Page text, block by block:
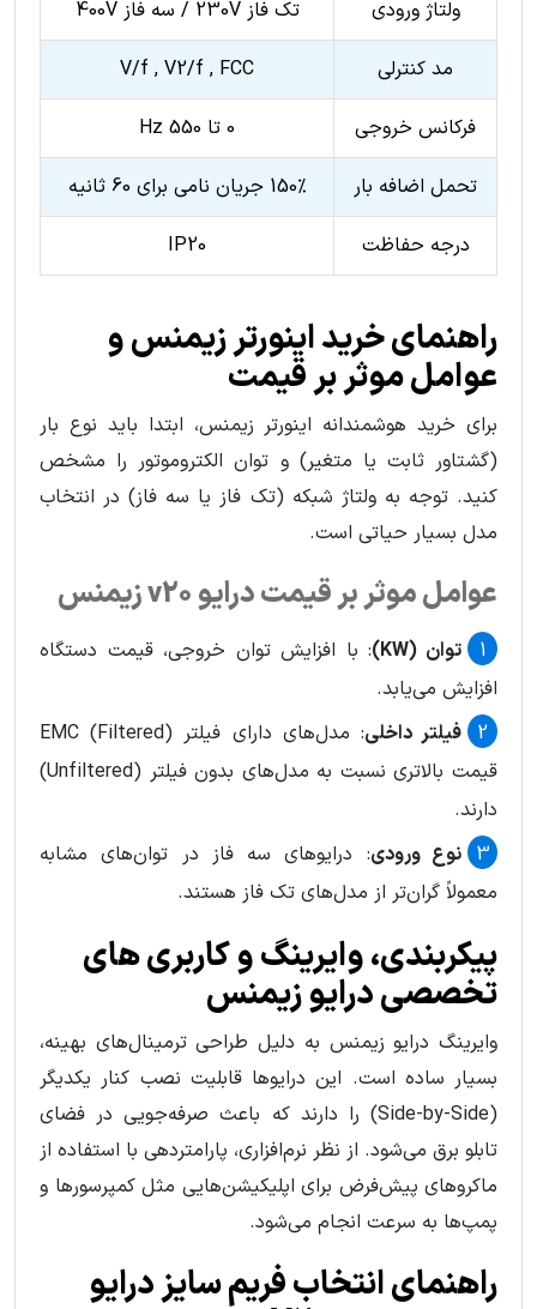
ولتاژ ورودی تک فاز 230V / سه فاز 400V
مد کنترلی V/f , V2/f , FCC
فرکانس خروجی 0 تا 550 Hz
تحمل اضافه بار 150% جریان نامی برای 60 ثانیه
درجه حفاظت IP20
راهنمای خرید اينورتر زيمنس و
عوامل موثر بر قیمت
برای خرید هوشمندانه اینورتر زیمنس، ابتدا باید نوع بار
(گشتاور ثابت یا متغیر) و توان الکتروموتور را مشخص
کنید. توجه به ولتاژ شبکه (تک فاز یا سه فاز) در انتخاب
مدل بسیار حیاتی است.
عوامل موثر بر قیمت درایو v20 زیمنس
توان (KW)
: با افزایش توان خروجی، قیمت دستگاه
افزایش می‌یابد.
فیلتر داخلی
: مدل‌های دارای فیلتر EMC (Filtered)
قیمت بالاتری نسبت به مدل‌های بدون فیلتر (Unfiltered)
دارند.
نوع ورودی: درایوهای سه فاز در توان‌های مشابه
معمولاً گران‌تر از مدل‌های تک فاز هستند.
پیکربندی، وایرینگ و کاربری‌ های
تخصصی درایو زیمنس
وایرینگ درایو زیمنس به دلیل طراحی ترمینال‌های بهینه،
بسیار ساده است. این درایوها قابلیت نصب کنار یکدیگر
(Side-by-Side) را دارند که باعث صرفه‌جویی در فضای
تابلو برق می‌شود. از نظر نرم‌افزاری، پارامتردهی با استفاده از
ماکروهای پیش‌فرض برای اپلیکیشن‌هایی مثل کمپرسورها و
پمپ‌ها به سرعت انجام می‌شود.
راهنمای انتخاب فریم‌ سایز درایو